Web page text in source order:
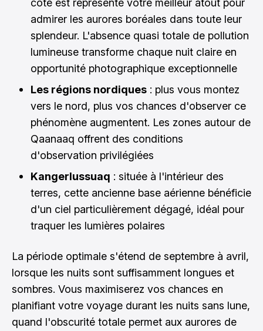
côte est représente votre meilleur atout pour
admirer les aurores boréales dans toute leur
splendeur. L'absence quasi totale de pollution
lumineuse transforme chaque nuit claire en
opportunité photographique exceptionnelle
Les régions nordiques : plus vous montez
vers le nord, plus vos chances d'observer ce
phénomène augmentent. Les zones autour de
Qaanaaq offrent des conditions
d'observation privilégiées
Kangerlussuaq : située à l'intérieur des
terres, cette ancienne base aérienne bénéficie
d'un ciel particulièrement dégagé, idéal pour
traquer les lumières polaires
La période optimale s'étend de septembre à avril,
lorsque les nuits sont suffisamment longues et
sombres. Vous maximiserez vos chances en
planifiant votre voyage durant les nuits sans lune,
quand l'obscurité totale permet aux aurores de